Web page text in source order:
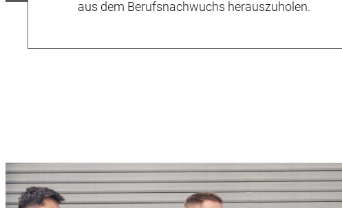
aus dem Berufsnachwuchs herauszuholen.